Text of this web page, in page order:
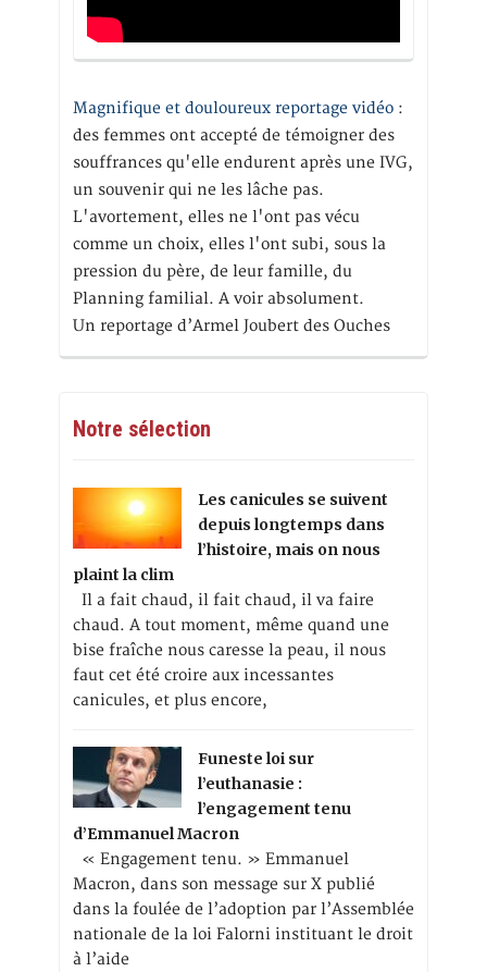
Magnifique et douloureux reportage vidéo :
des femmes ont accepté de témoigner des
souffrances qu'elle endurent après une IVG,
un souvenir qui ne les lâche pas.
L'avortement, elles ne l'ont pas vécu
comme un choix, elles l'ont subi, sous la
pression du père, de leur famille, du
Planning familial. A voir absolument.
Un reportage d’Armel Joubert des Ouches
Notre sélection
Les canicules se suivent
depuis longtemps dans
l’histoire, mais on nous
plaint la clim
Il a fait chaud, il fait chaud, il va faire
chaud. A tout moment, même quand une
bise fraîche nous caresse la peau, il nous
faut cet été croire aux incessantes
canicules, et plus encore,
Funeste loi sur
l’euthanasie :
l’engagement tenu
d’Emmanuel Macron
« Engagement tenu. » Emmanuel
Macron, dans son message sur X publié
dans la foulée de l’adoption par l’Assemblée
nationale de la loi Falorni instituant le droit
à l’aide